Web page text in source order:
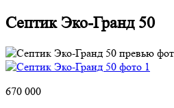
Септик Эко-Гранд 50
670 000